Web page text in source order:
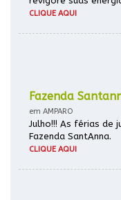
CLIQUE AQUI
Fazenda
em AMPARO
Julho!!! As férias de
Fazenda SantAnna.
CLIQUE AQUI